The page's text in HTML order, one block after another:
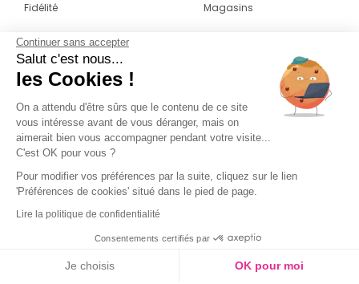
Fidélité
Magasins
CONTACT
04 42 20 78 42
Du lundi au jeudi de 8h30 à 16h30 & le
vendredi de 8h30 à 15h30
Continuer sans accepter
Salut c'est nous...
les Cookies !
On a attendu d'être sûrs que le contenu de ce site
vous intéresse avant de vous déranger, mais on
aimerait bien vous accompagner pendant votre visite...
C'est OK pour vous ?
Pour modifier vos préférences par la suite, cliquez sur le lien
'Préférences de cookies' situé dans le pied de page.
Lire la politique de confidentialité
Consentements certifiés par
Je choisis OK pour moi